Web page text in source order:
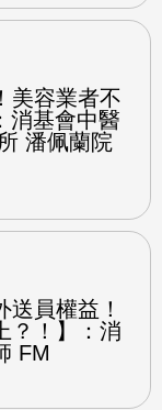
美容業者不
消基會中醫
潘佩蘭院
送員權益！
？！】：消
FM